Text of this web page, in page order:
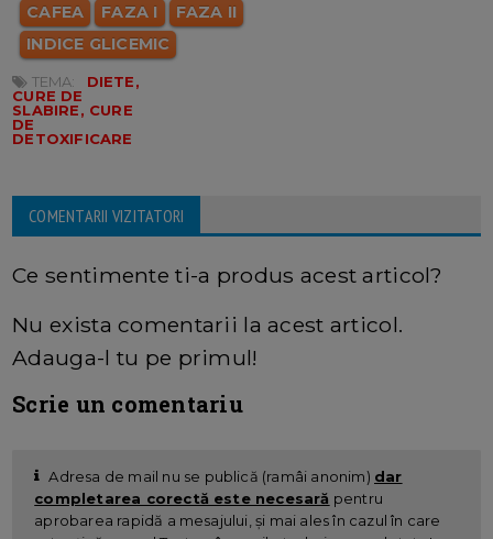
CAFEA
FAZA I
FAZA II
INDICE GLICEMIC
TEMA:
DIETE,
CURE DE
SLABIRE, CURE
DE
DETOXIFICARE
COMENTARII VIZITATORI
Ce sentimente ti-a produs acest articol?
Nu exista comentarii la acest articol.
Adauga-l tu pe primul!
Scrie un comentariu
Adresa de mail nu se publică (ramâi anonim) dar
completarea corectă este necesară pentru
aprobarea rapidă a mesajului, și mai ales în cazul în care